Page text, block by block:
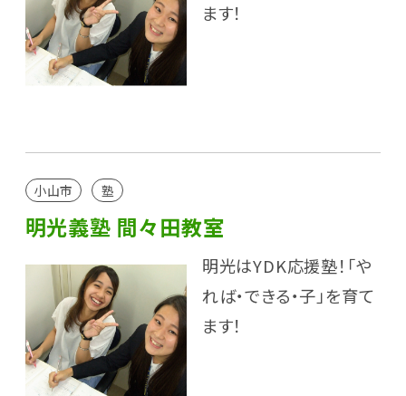
ます！
小山市 塾
明光義塾 間々田教室
明光はYDK応援塾！「や
れば・できる・子」を育て
ます！